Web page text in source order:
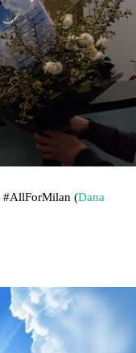
#AllForMilan (Dana